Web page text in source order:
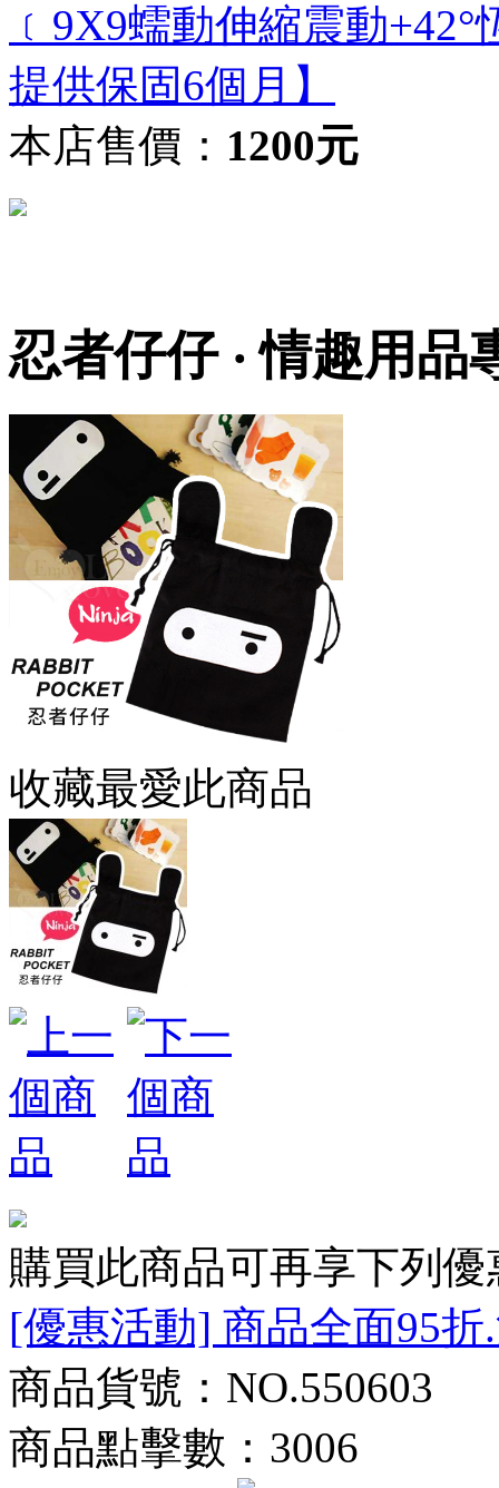
﹝9X9蠕動伸縮震動
提供保固6個月】
本店售價： 1200元
忍者仔仔 ‧ 情趣用
收藏最愛此商品
購買此商品可再享下列
[優惠活動] 商品全面95
商品貨號：NO.550603
商品點擊數：3006